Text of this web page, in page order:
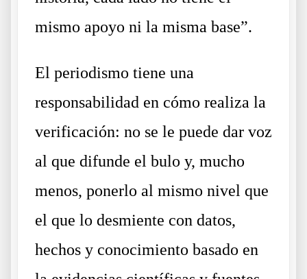
mismo apoyo ni la misma base”.
El periodismo tiene una
responsabilidad en cómo realiza la
verificación: no se le puede dar voz
al que difunde el bulo y, mucho
menos, ponerlo al mismo nivel que
el que lo desmiente con datos,
hechos y conocimiento basado en